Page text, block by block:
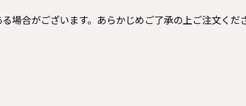
場合がございます。あらかじめご了承の上ご注文くだ